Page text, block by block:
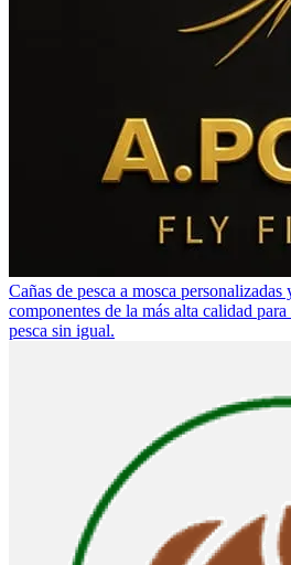
Cañas de pesca a mosca
componentes de la más alta calidad
pesca sin igual.